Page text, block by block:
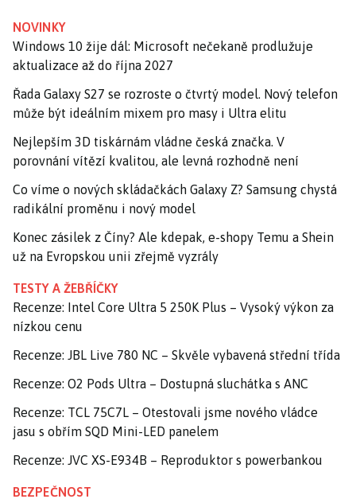
NOVINKY
Windows 10 žije dál: Microsoft nečekaně prodlužuje
aktualizace až do října 2027
Řada Galaxy S27 se rozroste o čtvrtý model. Nový telefon
může být ideálním mixem pro masy i Ultra elitu
Nejlepším 3D tiskárnám vládne česká značka. V
porovnání vítězí kvalitou, ale levná rozhodně není
Co víme o nových skládačkách Galaxy Z? Samsung chystá
radikální proměnu i nový model
Konec zásilek z Číny? Ale kdepak, e-shopy Temu a Shein
už na Evropskou unii zřejmě vyzrály
TESTY A ŽEBŘÍČKY
Recenze: Intel Core Ultra 5 250K Plus – Vysoký výkon za
nízkou cenu
Recenze: JBL Live 780 NC – Skvěle vybavená střední třída
Recenze: O2 Pods Ultra – Dostupná sluchátka s ANC
Recenze: TCL 75C7L – Otestovali jsme nového vládce
jasu s obřím SQD Mini-LED panelem
Recenze: JVC XS-E934B – Reproduktor s powerbankou
BEZPEČNOST